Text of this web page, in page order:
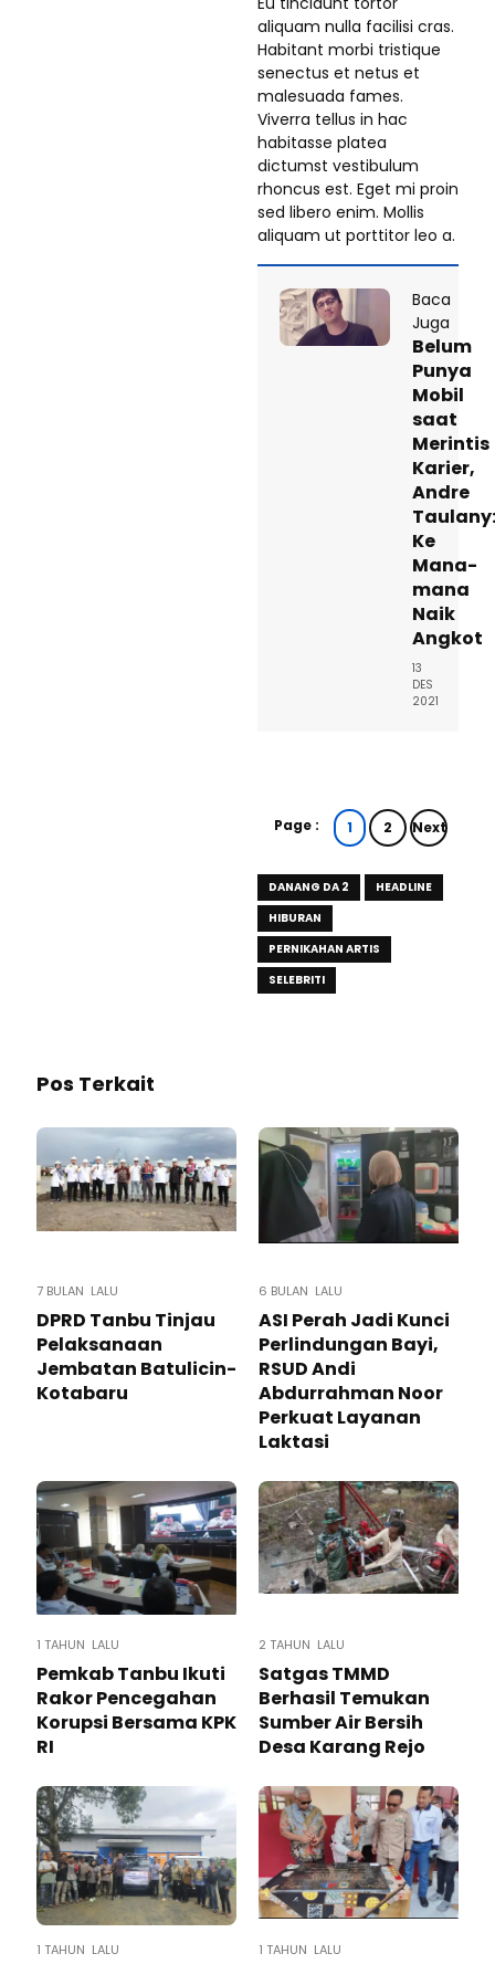
aliquam nulla facilisi cras.
Habitant morbi tristique
senectus et netus et
malesuada fames.
Viverra tellus in hac
habitasse platea
dictumst vestibulum
rhoncus est. Eget mi proin
sed libero enim. Mollis
aliquam ut porttitor leo a.
Baca
Juga
Belum
Punya
Mobil
saat
Merintis
Karier,
Andre
Taulany:
Ke
Mana-
mana
Naik
Angkot
13
DES
2021
Page : 1 2 Next
DANANG DA 2
HEADLINE
HIBURAN
PERNIKAHAN ARTIS
SELEBRITI
Pos Terkait
7 BULAN LALU
DPRD Tanbu Tinjau
Pelaksanaan
Jembatan Batulicin-
Kotabaru
6 BULAN LALU
ASI Perah Jadi Kunci
Perlindungan Bayi,
RSUD Andi
Abdurrahman Noor
Perkuat Layanan
Laktasi
1 TAHUN LALU
Pemkab Tanbu Ikuti
Rakor Pencegahan
Korupsi Bersama KPK
RI
2 TAHUN LALU
Satgas TMMD
Berhasil Temukan
Sumber Air Bersih
Desa Karang Rejo
1 TAHUN LALU 1 TAHUN LALU